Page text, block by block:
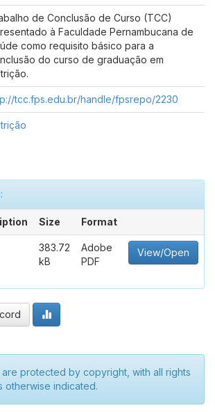
de Conclusão de Curso (TCC)
à Faculdade Pernambucana de
como requisito básico para a
do curso de graduação em
tcc.fps.edu.br/handle/fpsrepo/2230
Size Format
383.72
kB
Adobe
PDF
View/Open
are protected by copyright, with all rights
otherwise indicated.